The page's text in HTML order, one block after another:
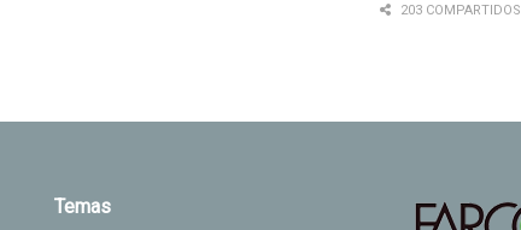
203 COMPARTIDOS
Temas